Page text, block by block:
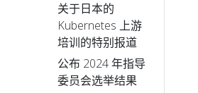
关于日本的
Kubernetes 上游
培训的特别报道
公布 2024 年指导
委员会选举结果